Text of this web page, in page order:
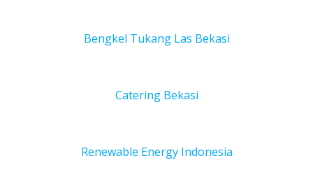
Bengkel Tukang Las Bekasi
Catering Bekasi
Renewable Energy Indonesia